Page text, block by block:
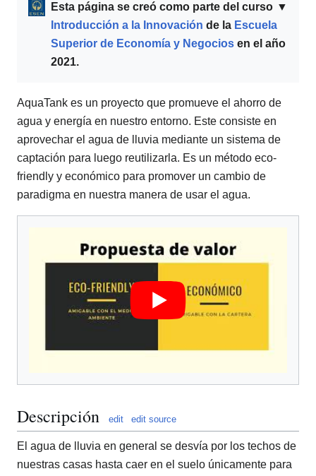
▼
Esta página se creó como parte del curso
Introducción a la Innovación de la Escuela
Superior de Economía y Negocios en el año
2021.
AquaTank es un proyecto que promueve el ahorro de
agua y energía en nuestro entorno. Este consiste en
aprovechar el agua de lluvia mediante un sistema de
captación para luego reutilizarla. Es un método eco-
friendly y económico para promover un cambio de
paradigma en nuestra manera de usar el agua.
Descripción edit edit source
El agua de lluvia en general se desvía por los techos de
nuestras casas hasta caer en el suelo únicamente para